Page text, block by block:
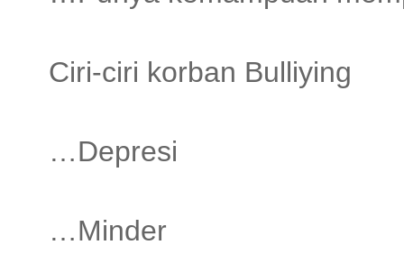
Ciri-ciri korban Bulliying
…Depresi
…Minder